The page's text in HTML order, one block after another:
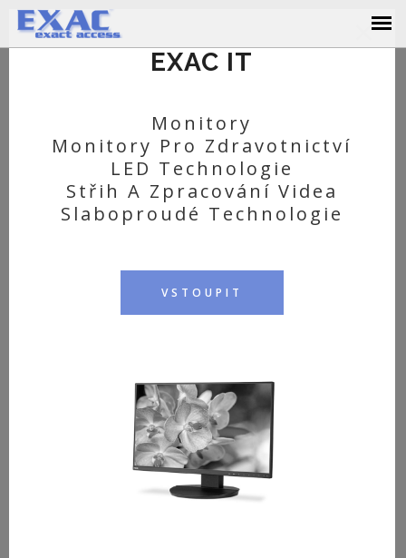
×
EXAC IT
Monitory
Monitory Pro Zdravotnictví
LED Technologie
Střih A Zpracování Videa
Slaboproudé Technologie
VSTOUPIT
STANDARD / PLUS / ULTIMATE
PINNACLE
Pinnacle Studio 26
Standard ML EU
Pinnacle Studio 26
Ultimate ML EU